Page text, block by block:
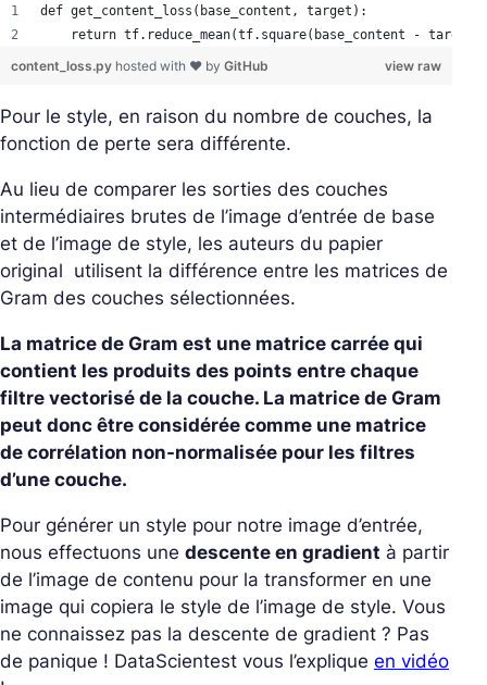
def get_content_loss(base_content, target):
return tf.reduce_mean(tf.square(base_content -
view raw
content_loss.py hosted with ❤ by GitHub
Pour le style, en raison du nombre de couches, la
fonction de perte sera différente.
Au lieu de comparer les sorties des couches
intermédiaires brutes de l’image d’entrée de base
et de l’image de style, les auteurs du papier
original utilisent la différence entre les matrices de
Gram des couches sélectionnées.
La matrice de Gram est une matrice carrée qui
contient les produits des points entre chaque
filtre vectorisé de la couche. La matrice de Gram
peut donc être considérée comme une matrice
de corrélation non-normalisée pour les filtres
d’une couche.
Pour générer un style pour notre image d’entrée,
nous effectuons une descente en gradient à partir
de l’image de contenu pour la transformer en une
image qui copiera le style de l’image de style. Vous
ne connaissez pas la descente de gradient ? Pas
de panique ! DataScientest vous l’explique en vidéo